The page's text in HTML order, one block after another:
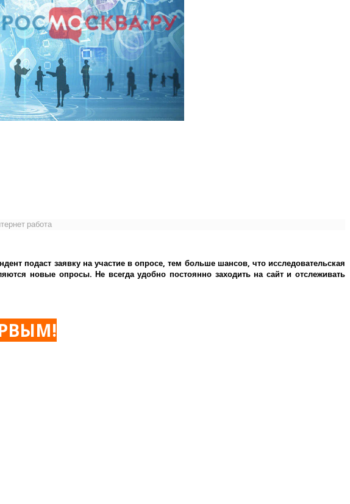
работа
подаст заявку на участие в опросе, тем больше шансов, что исследовательская
новые опросы. Не всегда удобно постоянно заходить на сайт и отслеживать